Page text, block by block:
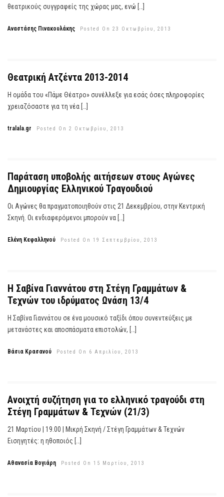
θεατρικούς συγγραφείς της χώρας μας, ενώ […]
Αναστάσης Πινακουλάκης Posted On 23 Οκτωβρίου, 2013
Θεατρική Aτζέντα 2013-2014
Η ομάδα του «Πάμε Θέατρο» συνέλλεξε για εσάς όσες πληροφορίες
χρειαζόσαστε για τη νέα […]
tralala.gr Posted On 2 Οκτωβρίου, 2013
Παράταση υποβολής αιτήσεων στους Αγώνες
Δημιουργίας Ελληνικού Τραγουδιού
Οι Αγώνες θα πραγματοποιηθούν στις 21 Δεκεμβρίου, στην Κεντρική
Σκηνή. Οι ενδιαφερόμενοι μπορούν να […]
Ελένη Κεφαλληνού Posted On 19 Σεπτεμβρίου, 2013
Η Σαβίνα Γιαννάτου στη Στέγη Γραμμάτων &
Τεχνών του ιδρύματος Ωνάση 13/4
Η Σαβίνα Γιαννάτου σε ένα μουσικό ταξίδι όπου συνεντεύξεις με
μετανάστες και αποσπάσματα επιστολών, […]
Βάσια Κρασανού Posted On 6 Απριλίου, 2013
Ανοιχτή συζήτηση για το ελληνικό τραγούδι στη
Στέγη Γραμμάτων & Τεχνών (21/3)
21 Μαρτίου | 19.00 | Μικρή Σκηνή / Στέγη Γραμμάτων & Τεχνών
Εισηγητές: η ηθοποιός […]
Αθανασία Βογιάρη Posted On 15 Μαρτίου, 2013